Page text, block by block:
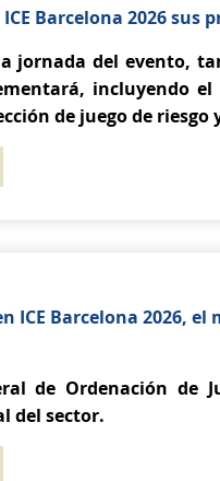
ICE Barcelona 2026
jornada del evento,
incluyendo
de juego de riesgo
ICE Barcelona 2026,
de Ordenación de
del sector.